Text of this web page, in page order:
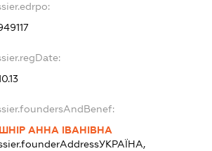
АННА ІВАНІВНА
УКРАЇНА,